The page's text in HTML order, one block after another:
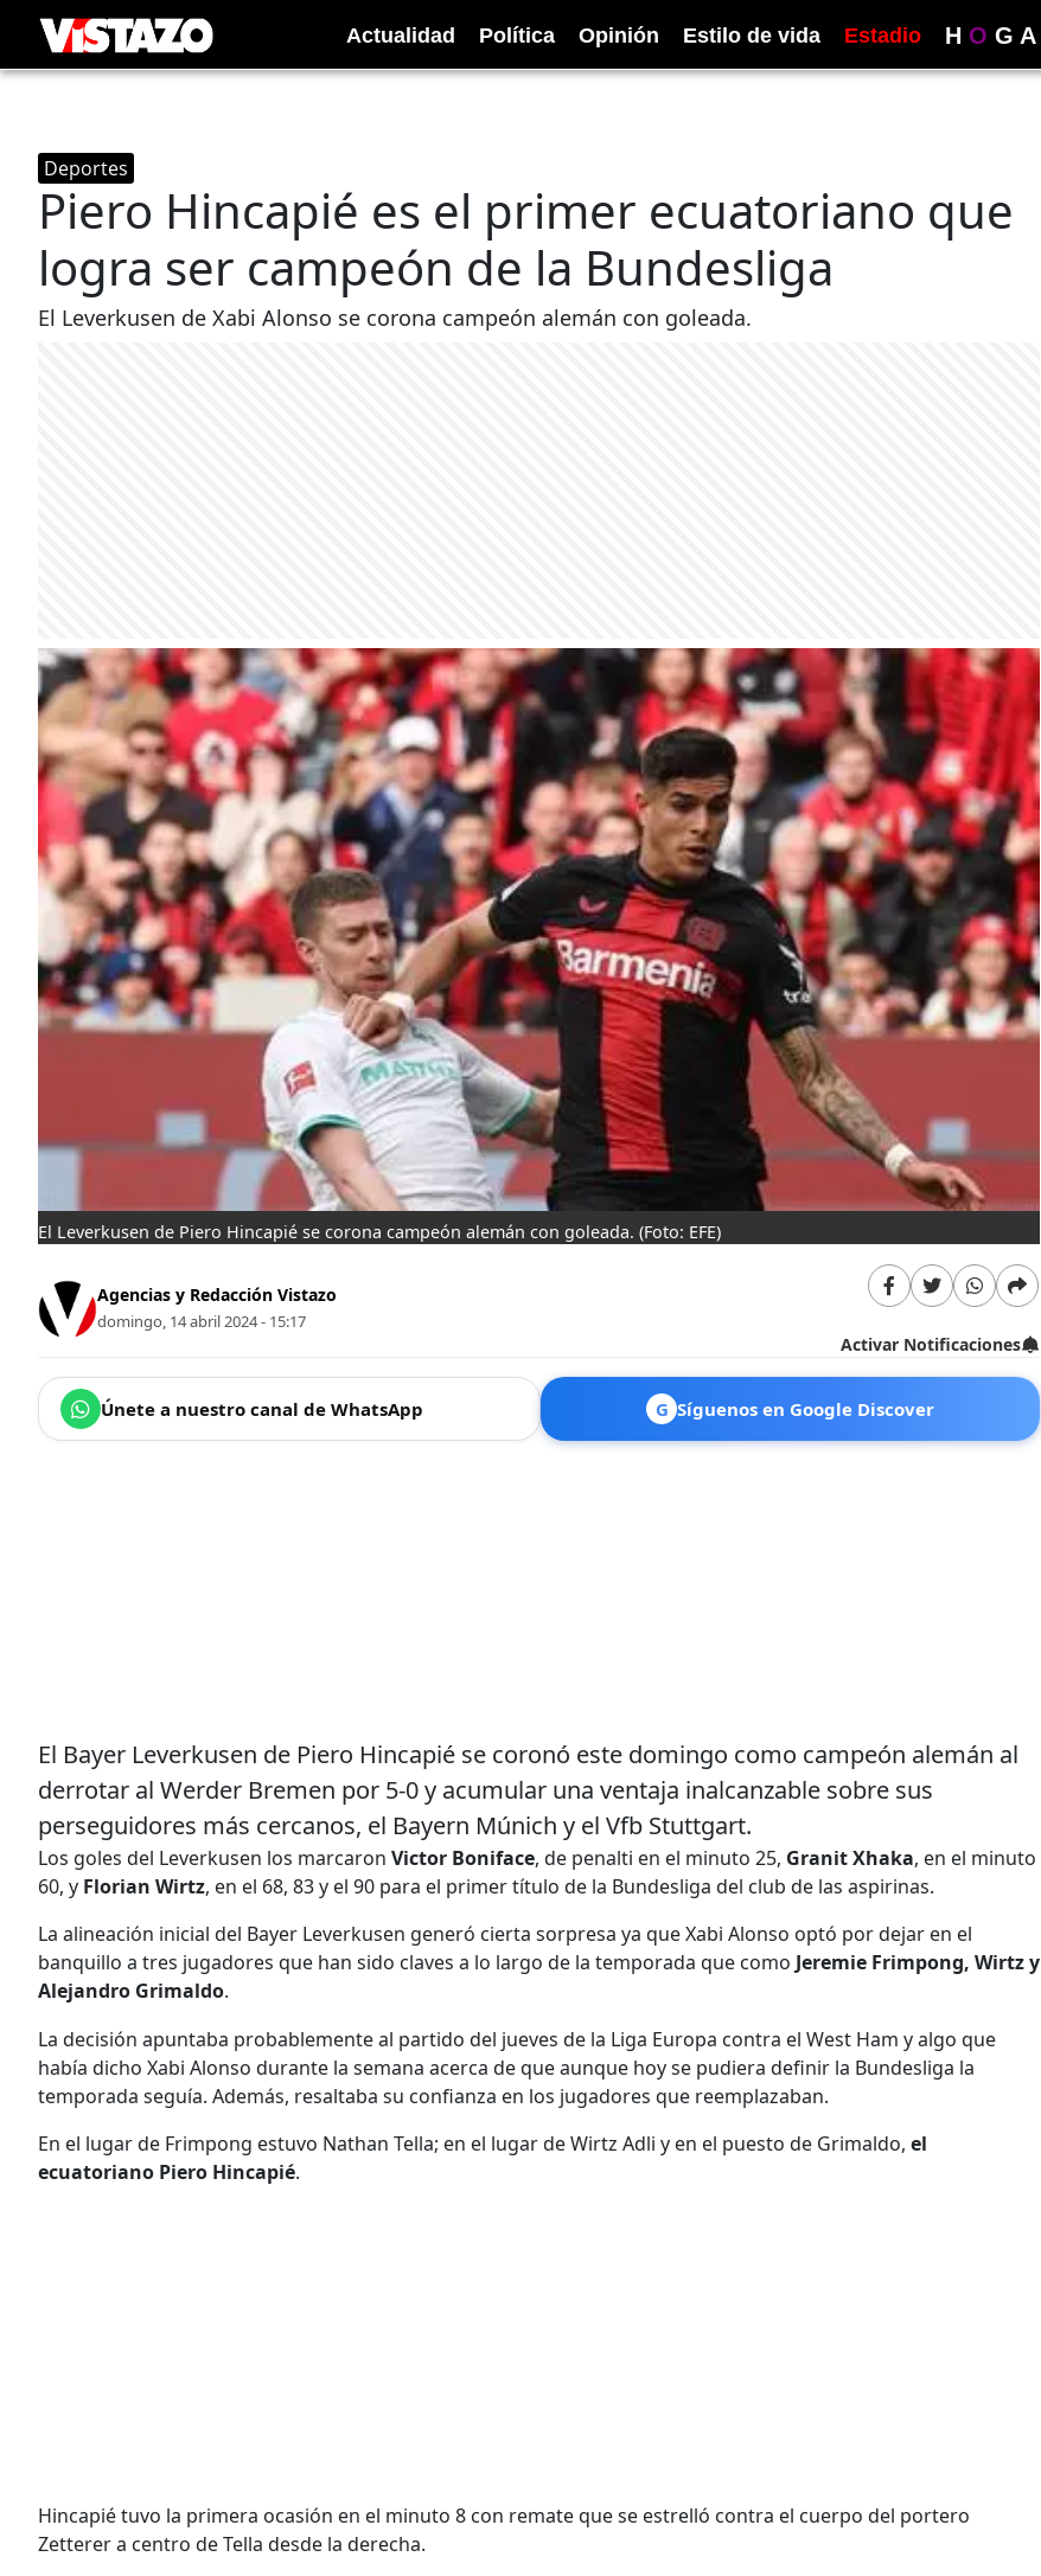
Actualidad Política Opinión Estilo de vida Estadio H O G A
Deportes
Piero Hincapié es el primer ecuatoriano que
logra ser campeón de la Bundesliga
El Leverkusen de Xabi Alonso se corona campeón alemán con goleada.
El Leverkusen de Piero Hincapié se corona campeón alemán con goleada. (Foto: EFE)
Agencias y Redacción Vistazo
domingo, 14 abril 2024 - 15:17
Activar Notificaciones
Únete a nuestro canal de WhatsApp G Síguenos en Google Discover
El Bayer Leverkusen de Piero Hincapié se coronó este domingo como campeón alemán al
derrotar al Werder Bremen por 5-0 y acumular una ventaja inalcanzable sobre sus
perseguidores más cercanos, el Bayern Múnich y el Vfb Stuttgart.
Los goles del Leverkusen los marcaron Victor Boniface, de penalti en el minuto 25, Granit Xhaka, en el minuto
60, y Florian Wirtz, en el 68, 83 y el 90 para el primer título de la Bundesliga del club de las aspirinas.
La alineación inicial del Bayer Leverkusen generó cierta sorpresa ya que Xabi Alonso optó por dejar en el
banquillo a tres jugadores que han sido claves a lo largo de la temporada que como Jeremie Frimpong, Wirtz y
Alejandro Grimaldo.
La decisión apuntaba probablemente al partido del jueves de la Liga Europa contra el West Ham y algo que
había dicho Xabi Alonso durante la semana acerca de que aunque hoy se pudiera definir la Bundesliga la
temporada seguía. Además, resaltaba su confianza en los jugadores que reemplazaban.
En el lugar de Frimpong estuvo Nathan Tella; en el lugar de Wirtz Adli y en el puesto de Grimaldo, el
ecuatoriano Piero Hincapié.
Hincapié tuvo la primera ocasión en el minuto 8 con remate que se estrelló contra el cuerpo del portero
Zetterer a centro de Tella desde la derecha.